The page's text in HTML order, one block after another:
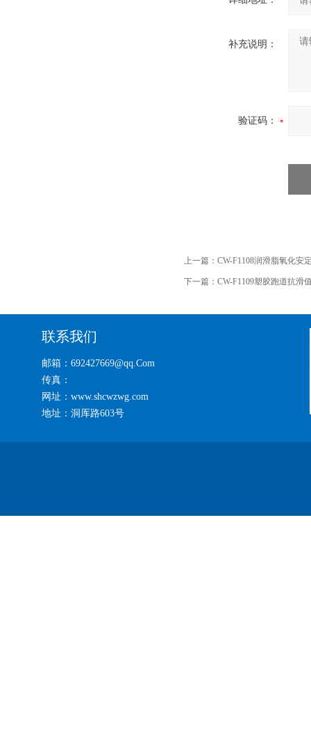
补充说明：
验证码：
上一篇： CW-F1108润滑脂氧化安
下一篇： CW-F1109‌塑胶跑道抗滑
联系我们
邮箱：692427669@qq.Com
传真：
网址：www.shcwzwg.com
地址：洞厍路603号